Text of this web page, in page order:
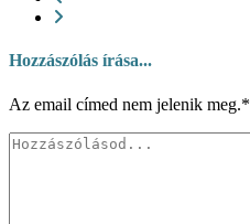
Hozzászólás írása...
Az email címed nem jelenik meg.*